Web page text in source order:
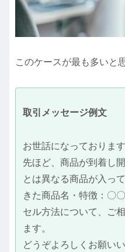
このケースが最も多いと
取引メッセージ例文
お世話になっております
先ほど、商品が到着し
とは異なる商品が入っ
きた商品名・特徴：〇
セル方法について、ご
ます。
どうぞよろしくお願い